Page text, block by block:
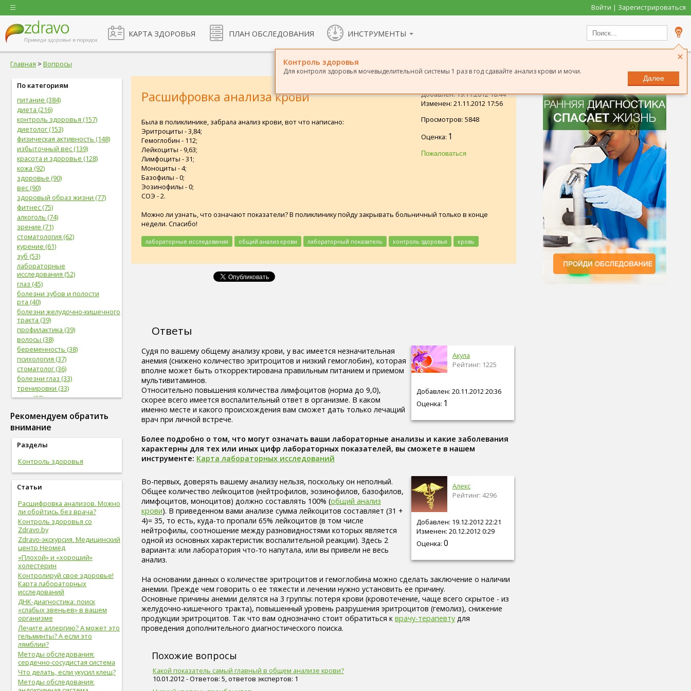
Войти | Зарегистрироваться
КАРТА ЗДОРОВЬЯ ПЛАН ОБСЛЕДОВАНИЯ ИНСТРУМЕНТЫ
×
Контроль здоровья
Для контроля здоровья мочевыделительной системы 1 раз в год сдавайте анализ крови и мочи.
Далее
Главная > Вопросы
По категориям
питание (384)
диета (216)
контроль здоровья (157)
диетолог (153)
физическая активность (148)
избыточный вес (139)
красота и здоровье (128)
кожа (92)
здоровье (90)
вес (90)
здоровый образ жизни (77)
фитнес (75)
алкоголь (74)
зрение (71)
стоматология (62)
курение (61)
зуб (53)
лабораторные
исследования (52)
глаз (45)
болезни зубов и полости
рта (40)
болезни желудочно-кишечного
тракта (39)
профилактика (39)
волосы (38)
беременность (38)
психология (37)
стоматолог (36)
болезни глаз (33)
тренировки (33)
нога (32)
фрукты (31)
сердечно-сосудистая
женская половая система (31)
живот (29)
болезни сердца и сосудов (28)
упражнения (27)
овощи (25)
мышцы (24)
витамины (24)
позвоночник (24)
сон (24)
общий анализ крови (23)
болезни опорно-двигательной
системы, травмы (23)
опорно-двигательная
система (22)
пищеварительная система (22)
голова (22)
физическая форма (22)
сигареты (22)
дети (22)
вода (21)
женские болезни (20)
инфекционные болезни (20)
болезни органов дыхания (19)
дыхательная система (19)
Рекомендуем обратить
внимание
Разделы
Контроль здоровья
Статьи
Расшифровка анализов. Можно
ли обойтись без врача?
Контроль здоровья со
Zdravo.by
Zdravo-экскурсия. Медицинский
центр Неомед
«Плохой» и «хороший»
холестерин
Контролируй свое здоровье!
Карта лабораторных
исследований
ДНК-диагностика: поиск
«слабых звеньев» в вашем
организме
Лечите аллергию? А может это
гельминты? А если это
лямблии?
Методы обследования:
сердечно-сосудистая система
Что делать, если укусил клещ?
Методы обследования:
Добавлен: 19.11.2012 18:44
Изменен: 21.11.2012 17:56
Просмотров: 5848
Оценка: 1
Расшифровка анализа крови
Была в поликлинике, забрала анализ крови, вот что написано:
Эритроциты - 3,84;
Гемоглобин - 112;
Лейкоциты - 9,63;
Лимфоциты - 31;
Моноциты - 4;
Базофилы - 0;
Эозинофилы - 0;
СОЭ - 2.
Можно ли узнать, что означают показатели? В поликлинику пойду закрывать больничный только в конце
недели. Спасибо!
лабораторные исследования общий анализ крови лабораторный показатель контроль здоровья кровь
Ответы
Акула
Рейтинг: 1225
Добавлен: 20.11.2012 20:36
Оценка: 1
Судя по вашему общему анализу крови, у вас имеется незначительная
анемия (снижено количество эритроцитов и низкий гемоглобин), которая
вполне может быть откорректирована правильным питанием и приемом
мультивитаминов.
Относительно повышения количества лимфоцитов (норма до 9,0),
скорее всего имеется воспалительный ответ в организме. В каком
именно месте и какого происхождения вам сможет дать только лечащий
врач при личной встрече.
Более подробно о том, что могут означать ваши лабораторные анализы и какие заболевания
характерны для тех или иных цифр лабораторных показателей, вы сможете в нашем
инструменте: Карта лабораторных исследований
Алекс
Рейтинг: 4296
Добавлен: 19.12.2012 22:21
Изменен: 20.12.2012 0:29
Оценка: 0
Во-первых, доверять вашему анализу нельзя, поскольку он неполный.
Общее количество лейкоцитов (нейтрофилов, эозинофилов, базофилов,
лимфоцитов, моноцитов) должно составлять 100% (общий анализ
крови). В приведенном вами анализе сумма лейкоцитов составляет (31 +
4)= 35, то есть, куда-то пропали 65% лейкоцитов (в том числе
нейтрофилы, соотношение между разновидностями которых является
одной из основных характеристик воспалительной реакции). Здесь 2
варианта: или лаборатория что-то напутала, или вы привели не весь
анализ.
На основании данных о количестве эритроцитов и гемоглобина можно сделать заключение о наличии
анемии. Прежде чем говорить о ее тяжести и лечении нужно установить ее причину.
Основные причины анемии делятся на 3 группы: потеря крови (кровотечение, чаще всего скрытое - из
желудочно-кишечного тракта), повышенный уровень разрушения эритроцитов (гемолиз), снижение
продукции эритроцитов. Так что вам однозначно стоит обратиться к врачу-терапевту для
проведения дополнительного диагностического поиска.
Похожие вопросы
Какой показатель самый главный в общем анализе крови?
10.01.2012 - Ответов: 5, ответов экспертов: 1